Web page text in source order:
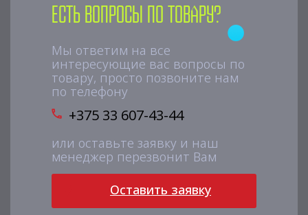
Есть вопросы по товару?
Мы ответим на все
интересующие вас вопросы по
товару, просто позвоните нам
по телефону
+375 33 607-43-44
или оставьте заявку и наш
менеджер перезвонит Вам
Оставить заявку